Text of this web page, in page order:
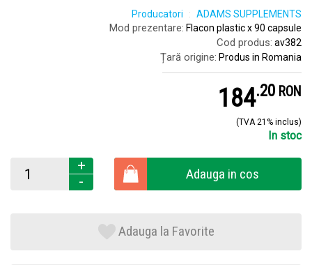
Producatori
ADAMS SUPPLEMENTS
Mod prezentare: Flacon plastic x 90 capsule
Cod produs: av382
Țară origine: Produs in Romania
184.2 RON
(TVA 21% inclus)
In stoc
+
-
Adauga in cos
Adauga la Favorite